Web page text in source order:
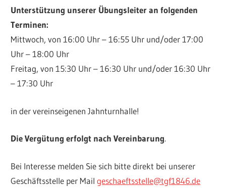
Unterstützung unserer Übungsleiter an folgenden
Terminen:
Mittwoch, von 16:00 Uhr – 16:55 Uhr und/oder 17:00
Uhr – 18:00 Uhr
Freitag, von 15:30 Uhr – 16:30 Uhr und/oder 16:30 Uhr
– 17:30 Uhr
in der vereinseigenen Jahnturnhalle!
Die Vergütung erfolgt nach Vereinbarung.
Bei Interesse melden Sie sich bitte direkt bei unserer
Geschäftsstelle per Mailgeschaeftsstelle@tgf1846.de